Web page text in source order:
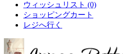
ウィッシュリスト (0)
ショッピングカート
レジへ行く